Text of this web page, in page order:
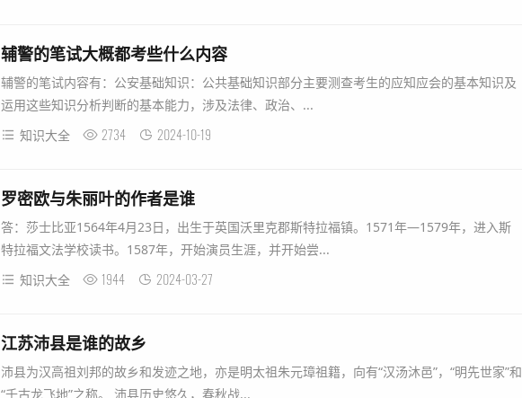
辅警的笔试大概都考些什么内容
辅警的笔试内容有：公安基础知识：公共基础知识部分主要测查考生的应知应会的基本知识及
运用这些知识分析判断的基本能力，涉及法律、政治、...
知识大全
2734 2024-10-19
罗密欧与朱丽叶的作者是谁
答：莎士比亚1564年4月23日，出生于英国沃里克郡斯特拉福镇。1571年—1579年，进入斯
特拉福文法学校读书。1587年，开始演员生涯，并开始尝...
知识大全
1944 2024-03-27
江苏沛县是谁的故乡
沛县为汉高祖刘邦的故乡和发迹之地，亦是明太祖朱元璋祖籍，向有“汉汤沐邑”，“明先世家”和
“千古龙飞地”之称。 沛县历史悠久，春秋战...